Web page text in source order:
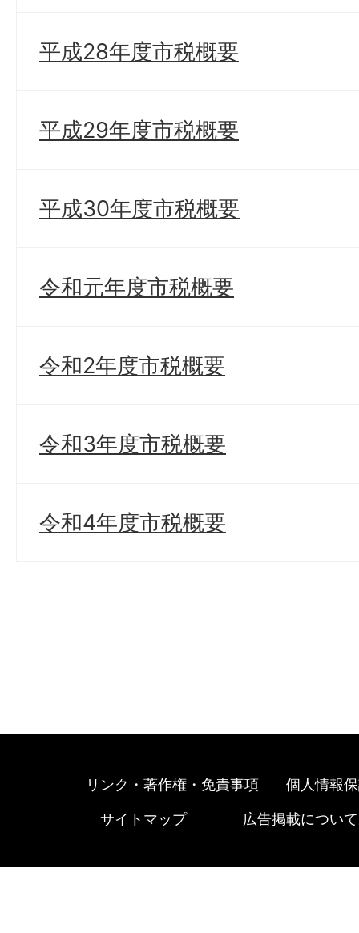
平成28年度市税概要
平成29年度市税概要
平成30年度市税概要
令和元年度市税概要
令和2年度市税概要
令和3年度市税概要
令和4年度市税概要
リンク・著作権・免責事項 個人情報
サイトマップ 広告掲載について